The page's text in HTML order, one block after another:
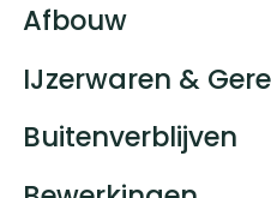
Afbouw
IJzerwaren &
Buitenverblijven